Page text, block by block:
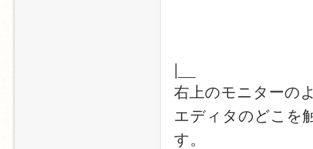
|__　　　　　　　
右上のモニターの
エディタのどこを
す。